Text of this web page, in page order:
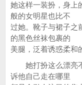
她这样一装扮，身上
般的女明星也比不
过她。靴子与裙子之
的黑色丝袜包裹的
美腿，泛着诱惑柔和
她打扮这么漂亮不
诉他自己走在哪里